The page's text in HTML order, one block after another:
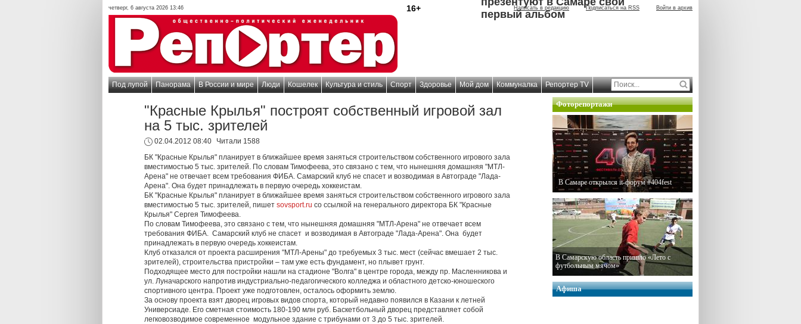
четверг, 6 августа 2026 13:46 16+ Написать в редакцию Подписаться на RSS Войти в архив
первый альбом
Под лупой Панорама В России и мире Люди Кошелек Культура и стиль Спорт Здоровье Мой дом Коммуналка Репортер TV
"Красные Крылья" построят собственный игровой зал
на 5 тыс. зрителей
02.04.2012 08:40
Читали 1588
БК "Красные Крылья" планирует в ближайшее время заняться строительством собственного игрового зала
вместимостью 5 тыс. зрителей. По словам Тимофеева, это связано с тем, что нынешняя домашняя "МТЛ-
Арена" не отвечает всем требования ФИБА. Самарский клуб не спасет и возводимая в Автограде "Лада-
Арена". Она будет принадлежать в первую очередь хоккеистам.
БК "Красные Крылья" планирует в ближайшее время заняться строительством собственного игрового зала
вместимостью 5 тыс. зрителей, пишет sovsport.ru со ссылкой на генерального директора БК "Красные
Крылья" Сергея Тимофеева.
По словам Тимофеева, это связано с тем, что нынешняя домашняя "МТЛ-Арена" не отвечает всем
требования ФИБА. Самарский клуб не спасет и возводимая в Автограде "Лада-Арена". Она будет
принадлежать в первую очередь хоккеистам.
Клуб отказался от проекта расширения "МТЛ-Арены" до требуемых 3 тыс. мест (сейчас вмешает 2 тыс.
зрителей), строительства пристройки – там уже есть фундамент, но плывет грунт.
Подходящее место для постройки нашли на стадионе "Волга" в центре города, между пр. Масленникова и
ул. Луначарского напротив индустриально-педагогического колледжа и областного детско-юношеского
спортивного центра. Проект уже подготовлен, осталось оформить землю.
За основу проекта взят дворец игровых видов спорта, который недавно появился в Казани к летней
Универсиаде. Его сметная стоимость 180-190 млн руб. Баскетбольный дворец представляет собой
легковозводимое современное модульное здание с трибунами от 3 до 5 тыс. зрителей.
Фоторепортажи
В Самаре открылся it-форум #404fest
В Самарскую область пришло «Лето с
футбольным мячом»
Афиша